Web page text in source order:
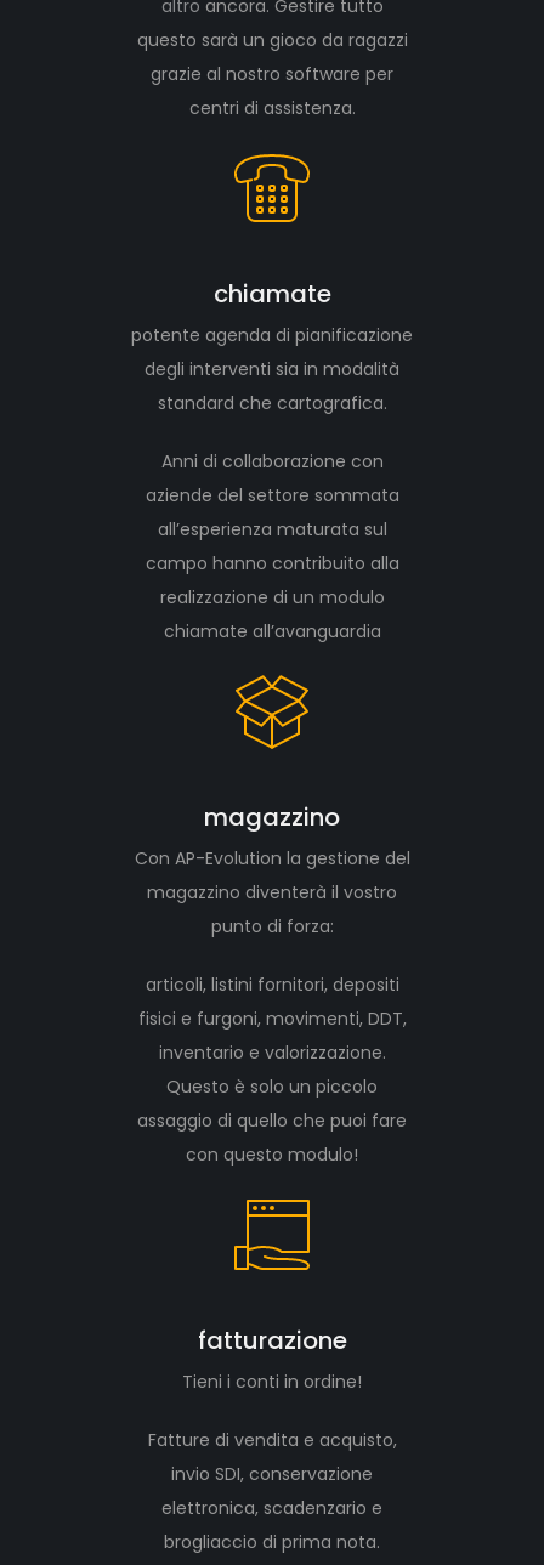
altro ancora. Gestire tutto
questo sarà un gioco da ragazzi
grazie al nostro software per
centri di assistenza.
chiamate
potente agenda di pianificazione
degli interventi sia in modalità
standard che cartografica.
Anni di collaborazione con
aziende del settore sommata
all’esperienza maturata sul
campo hanno contribuito alla
realizzazione di un modulo
chiamate all’avanguardia
magazzino
Con AP-Evolution la gestione del
magazzino diventerà il vostro
punto di forza:
articoli, listini fornitori, depositi
fisici e furgoni, movimenti, DDT,
inventario e valorizzazione.
Questo è solo un piccolo
assaggio di quello che puoi fare
con questo modulo!
fatturazione
Tieni i conti in ordine!
Fatture di vendita e acquisto,
invio SDI, conservazione
elettronica, scadenzario e
brogliaccio di prima nota.